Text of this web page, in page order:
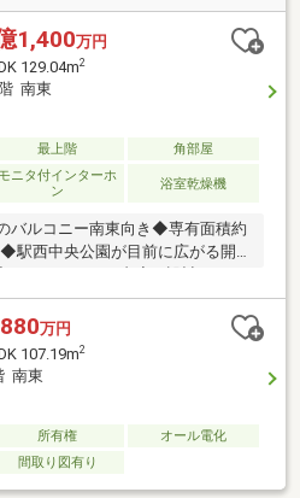
1,400万円
129.04m2
南東
最上階 角部屋
ニタ付インターホ
ン
浴室乾燥機
バルコニー南東向き◆専有面積約
駅西中央公園が目前に広がる開
万円
107.19m2
南東
所有権
オール電化
間取り図有り